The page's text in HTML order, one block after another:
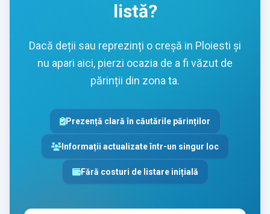
listă?
Dacă deții sau reprezinți o creșă in Ploiesti și
nu apari aici, pierzi ocazia de a fi văzut de
părinții din zona ta.
Prezență clară în căutările părinților
Informații actualizate într-un singur loc
Fără costuri de listare inițială